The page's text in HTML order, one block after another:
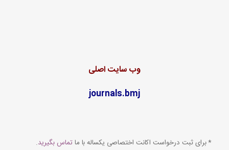
وب سایت اصلی
journals.bmj
* برای ثبت درخواست اکانت اختصاصی یکساله با ماتماس بگیرید.